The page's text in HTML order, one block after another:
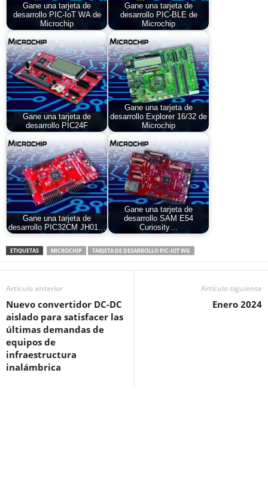
Gane una tarjeta de
desarrollo PIC-IoT WA de
Microchip
Gane una tarjeta de
desarrollo PIC-BLE de
Microchip
Gane una tarjeta de
desarrollo PIC24F
Gane una tarjeta de
desarrollo Explorer 16/32 de
Microchip
Gane una tarjeta de
desarrollo PIC32CM JH01…
Gane una tarjeta de
desarrollo SAM E54
Curiosity…
ETIQUETAS MICROCHIP TARJETA DE DESARROLLO PIC-IOT WG
Artículo anterior
Nuevo convertidor DC-DC
aislado para satisfacer las
últimas demandas de
equipos de
infraestructura
inalámbrica
Artículo siguiente
Enero 2024